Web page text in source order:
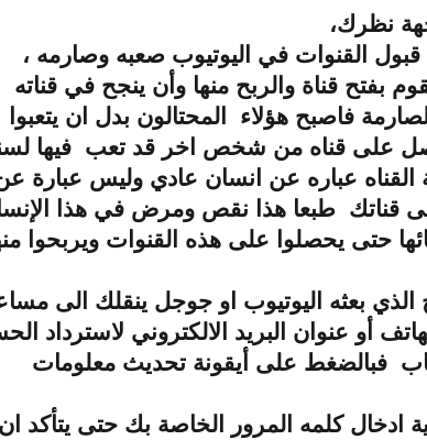
نظرك،
القنوات في اليوتيوب صعبه وصارمه ،
بفتح قناة والربح منها وأن ينجح في قناته
فاصبح هؤلاء المحتالون بدل ان يتعبوا
على قناه من شخص اخر قد تعب فيها
القناه عباره عن انسان عادي وليس عبارة
قناتك طبعا هذا نقص ومرض في هذا
حتى يحصلوا على هذه القنوات ويربحوا
بعثه اليوتيوب او جوجل ينقلك الى
أو عنوان البريد الالكتروني لاسترداد
فبالضغط على أيقونة تحديث معلومات
كلمه المرور الخاصة بك حتى يتأكد